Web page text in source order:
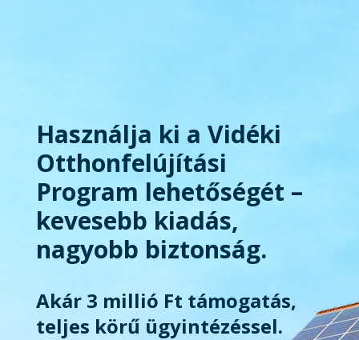
Használja ki a Vidéki
Otthonfelújítási
Program lehetőségét –
kevesebb kiadás,
nagyobb biztonság.
Akár 3 millió Ft támogatás,
teljes körű ügyintézéssel.